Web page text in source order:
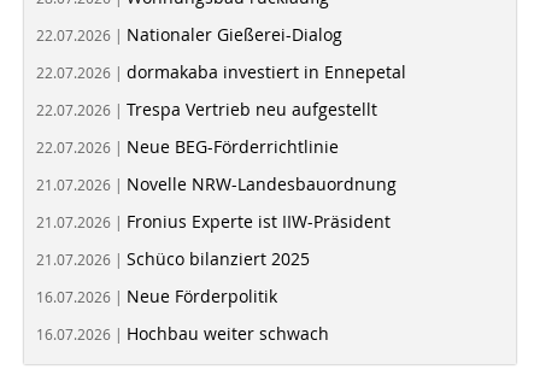
22.07.2026 | Nationaler Gießerei-Dialog
22.07.2026 | dormakaba investiert in Ennepetal
22.07.2026 | Trespa Vertrieb neu aufgestellt
22.07.2026 | Neue BEG-Förderrichtlinie
21.07.2026 | Novelle NRW-Landesbauordnung
21.07.2026 | Fronius Experte ist IIW-Präsident
21.07.2026 | Schüco bilanziert 2025
16.07.2026 | Neue Förderpolitik
16.07.2026 | Hochbau weiter schwach